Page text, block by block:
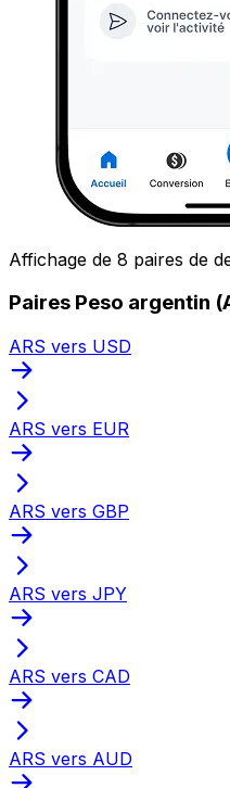
Affichage de 8 paires de
Paires Peso argentin
ARS vers USD
ARS vers EUR
ARS vers GBP
ARS vers JPY
ARS vers CAD
ARS vers AUD